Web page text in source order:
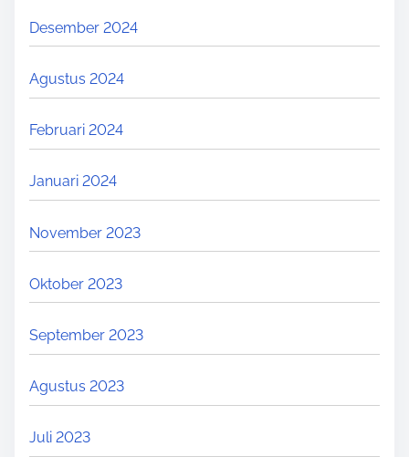
Desember 2024
Agustus 2024
Februari 2024
Januari 2024
November 2023
Oktober 2023
September 2023
Agustus 2023
Juli 2023